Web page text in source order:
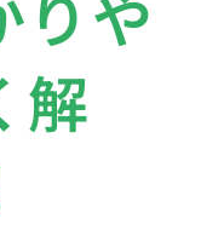
解